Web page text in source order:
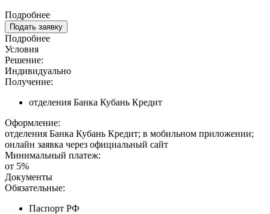
Подробнее
Подать заявку
Подробнее
Условия
Решение:
Индивидуально
Получение:
отделения Банка Кубань Кредит
Оформление:
отделения Банка Кубань Кредит; в мобильном приложении;
онлайн заявка через официальный сайт
Минимальный платеж:
от 5%
Документы
Обязательные:
Паспорт РФ